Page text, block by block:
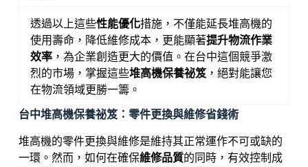
透過以上這些性能優化措施，不僅能延長堆高機的
使用壽命，降低維修成本，更能顯著提升物流作業
效率，為企業創造更大的價值。在台中這個競爭激
烈的市場，掌握這些堆高機保養祕笈，絕對能讓您
在物流領域更勝一籌。
台中堆高機保養祕笈：零件更換與維修省錢術
堆高機的零件更換與維修是維持其正常運作不可或缺的
一環。然而，如何在確保維修品質的同時，有效控制成